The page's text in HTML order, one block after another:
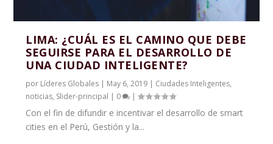
LIMA: ¿CUÁL ES EL CAMINO QUE DEBE
SEGUIRSE PARA EL DESARROLLO DE
UNA CIUDAD INTELIGENTE?
por Líderes Globales | May 6, 2019 | Ciudades Inteligentes,
noticias, Slider-principal | 0 |
Con el fin de difundir e incentivar el desarrollo de smart
cities en el Perú, Gestión y la...